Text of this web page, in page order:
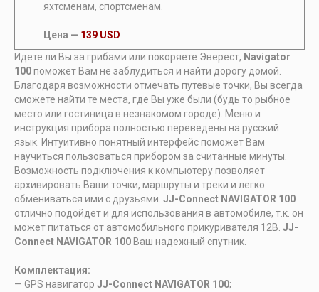
яхтсменам, спортсменам.
Цена — 139 USD
Идете ли Вы за грибами или покоряете Эверест, Navigator
100поможет Вам не заблудиться и найти дорогу домой.
Благодаря возможности отмечать путевые точки, Вы всегда
сможете найти те места, где Вы уже были (будь то рыбное
место или гостиница в незнакомом городе). Меню и
инструкция прибора полностью переведены на русский
язык. Интуитивно понятный интерфейс поможет Вам
научиться пользоваться прибором за считанные минуты.
Возможность подключения к компьютеру позволяет
архивировать Ваши точки, маршруты и треки и легко
обмениваться ими с друзьями. JJ-Connect NAVIGATOR 100
отлично подойдет и для использования в автомобиле, т.к. он
может питаться от автомобильного прикуривателя 12В. JJ-
Connect NAVIGATOR 100 Ваш надежный спутник.
Комплектация:
— GPS навигатор JJ-Connect NAVIGATOR 100;